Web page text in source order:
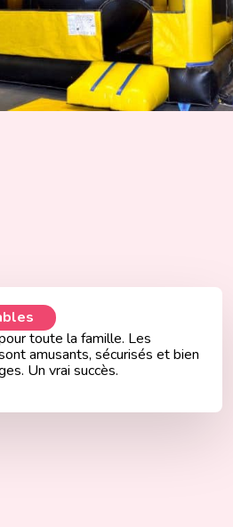
toute la famille. Les
amusants, sécurisés et bien
Un vrai succès.